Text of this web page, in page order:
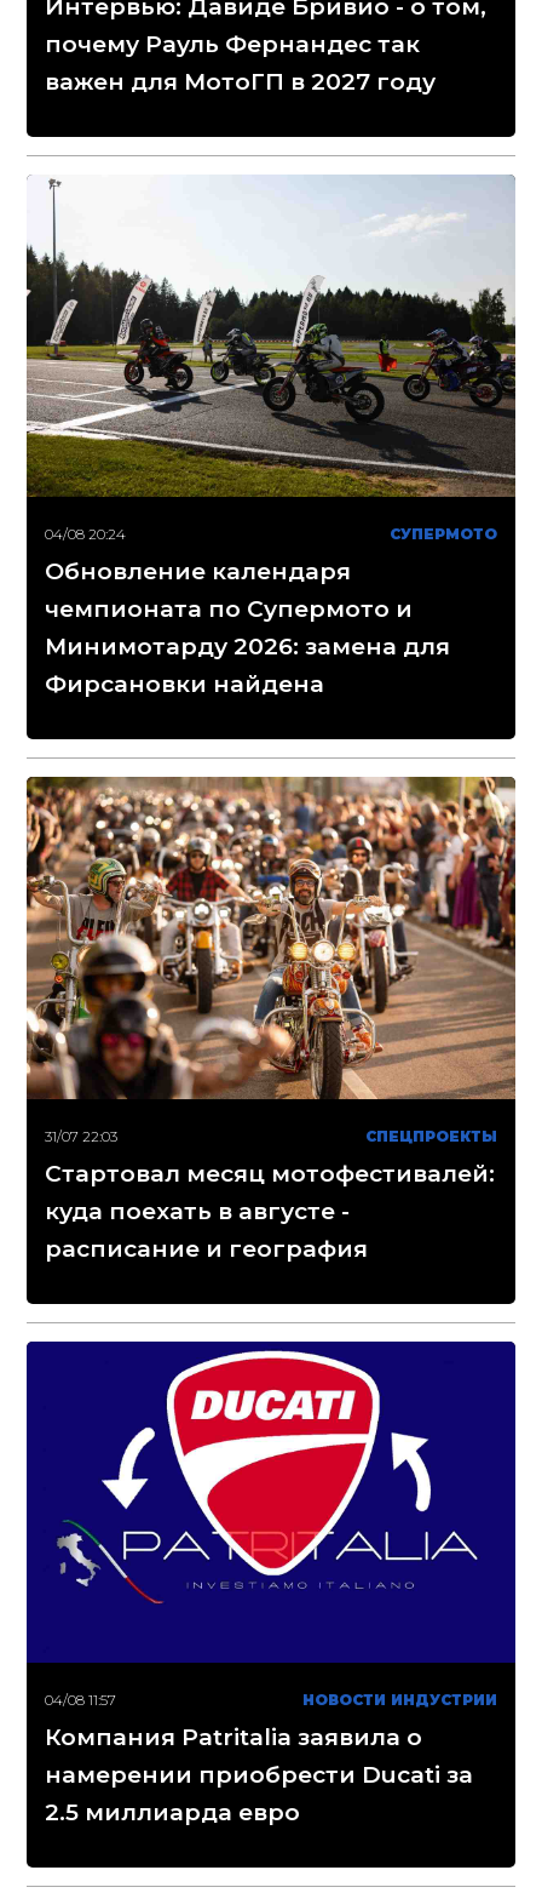
Интервью: Давиде Бривио - о том,
почему Рауль Фернандес так
важен для МотоГП в 2027 году
04/08 20:24 СУПЕРМОТО
Обновление календаря
чемпионата по Супермото и
Минимотарду 2026: замена для
Фирсановки найдена
31/07 22:03 СПЕЦПРОЕКТЫ
Стартовал месяц мотофестивалей:
куда поехать в августе -
расписание и география
04/08 11:57 НОВОСТИ ИНДУСТРИИ
Компания Patritalia заявила о
намерении приобрести Ducati за
2.5 миллиарда евро